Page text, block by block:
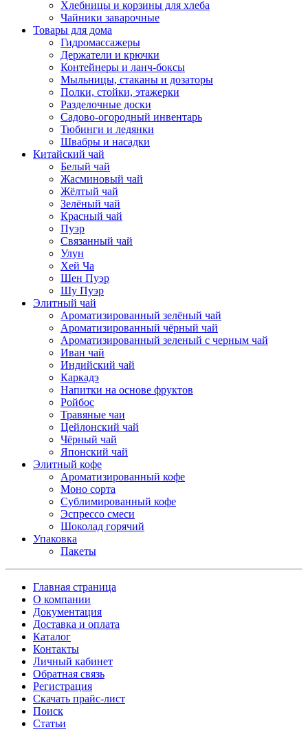
Хлебницы и корзины для хлеба
Чайники заварочные
Товары для дома
Гидромассажеры
Держатели и крючки
Контейнеры и ланч-боксы
Мыльницы, стаканы и дозаторы
Полки, стойки, этажерки
Разделочные доски
Садово-огородный инвентарь
Тюбинги и ледянки
Швабры и насадки
Китайский чай
Белый чай
Жасминовый чай
Жёлтый чай
Зелёный чай
Красный чай
Пуэр
Связанный чай
Улун
Хей Ча
Шен Пуэр
Шу Пуэр
Элитный чай
Ароматизированный зелёный чай
Ароматизированный чёрный чай
Ароматизированный зеленый с черным чай
Иван чай
Индийский чай
Каркадэ
Напитки на основе фруктов
Ройбос
Травяные чаи
Цейлонский чай
Чёрный чай
Японский чай
Элитный кофе
Ароматизированный кофе
Моно сорта
Сублимированный кофе
Эспрессо смеси
Шоколад горячий
Упаковка
Пакеты
Главная страница
О компании
Документация
Доставка и оплата
Каталог
Контакты
Личный кабинет
Обратная связь
Регистрация
Скачать прайс-лист
Поиск
Статьи